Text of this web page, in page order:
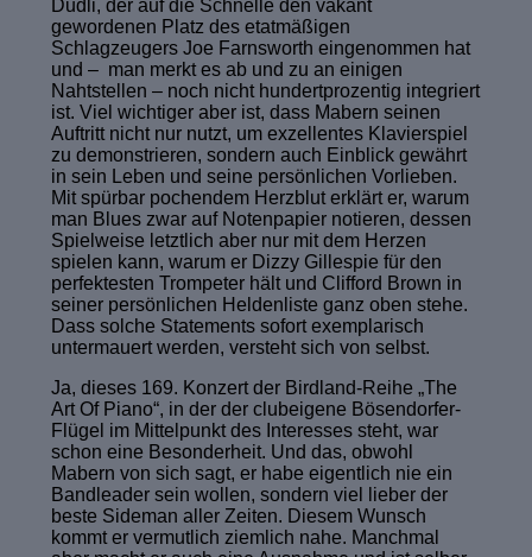
Dudli, der auf die Schnelle den vakant
gewordenen Platz des etatmäßigen
Schlagzeugers Joe Farnsworth eingenommen hat
und – man merkt es ab und zu an einigen
Nahtstellen – noch nicht hundertprozentig integriert
ist. Viel wichtiger aber ist, dass Mabern seinen
Auftritt nicht nur nutzt, um exzellentes Klavierspiel
zu demonstrieren, sondern auch Einblick gewährt
in sein Leben und seine persönlichen Vorlieben.
Mit spürbar pochendem Herzblut erklärt er, warum
man Blues zwar auf Notenpapier notieren, dessen
Spielweise letztlich aber nur mit dem Herzen
spielen kann, warum er Dizzy Gillespie für den
perfektesten Trompeter hält und Clifford Brown in
seiner persönlichen Heldenliste ganz oben stehe.
Dass solche Statements sofort exemplarisch
untermauert werden, versteht sich von selbst.
Ja, dieses 169. Konzert der Birdland-Reihe „The
Art Of Piano“, in der der clubeigene Bösendorfer-
Flügel im Mittelpunkt des Interesses steht, war
schon eine Besonderheit. Und das, obwohl
Mabern von sich sagt, er habe eigentlich nie ein
Bandleader sein wollen, sondern viel lieber der
beste Sideman aller Zeiten. Diesem Wunsch
kommt er vermutlich ziemlich nahe. Manchmal